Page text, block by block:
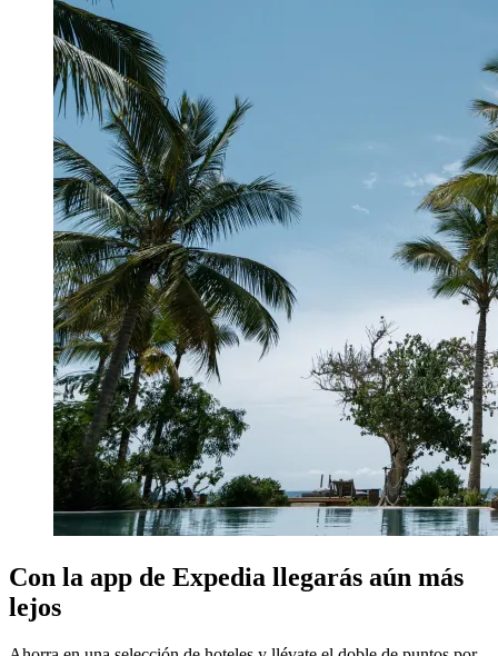
Con la app de Expedia llegarás aún más
lejos